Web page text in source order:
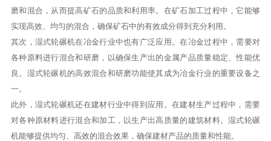
磨和混合，从而提高矿石的品质和利用率。在矿石加工过程中，它能够
实现高效、均匀的混合，确保矿石中的有效成分得到充分利用。
其次，湿式轮碾机在冶金行业中也有广泛应用。在冶金过程中，需要对
各种原料进行混合和研磨，以确保生产出的金属产品质量稳定、性能优
良。湿式轮碾机的高效混合和研磨功能使其成为冶金行业的重要设备之
一。
此外，湿式轮碾机还在建材行业中得到应用。在建材生产过程中，需要
对各种原材料进行混合和加工，以生产出高质量的建筑材料。湿式轮碾
机能够提供均匀、高效的混合效果，确保建材产品的质量和性能。